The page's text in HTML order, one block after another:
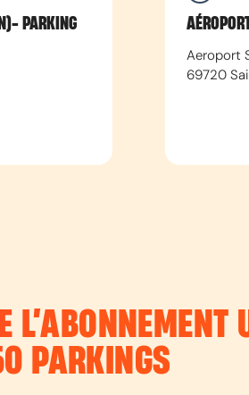
PARKING
Aeroport
69720
L’ABONNEMENT
PARKINGS